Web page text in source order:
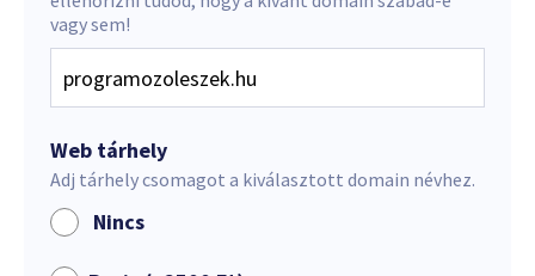
vagy sem!
Web tárhely
Adj tárhely csomagot a kiválasztott domain névhez.
Nincs